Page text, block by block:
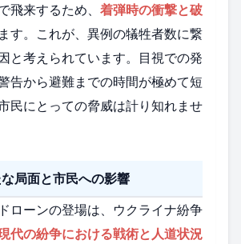
飛来するため、 着弾時の衝撃と破
す。これが、異例の犠牲者数に繋
と考えられています。目視での発
告から避難までの時間が極めて短
民にとっての脅威は計り知れませ
局面と市民への影響
ローンの登場は、ウクライナ紛争
代の紛争における戦術と人道状況